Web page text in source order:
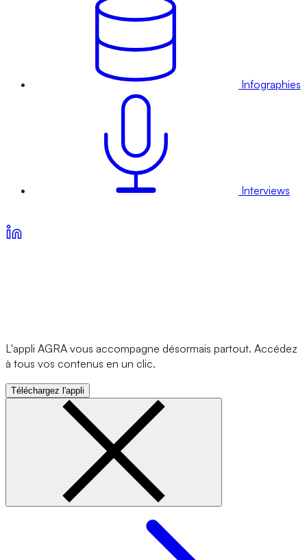
Infographies
Interviews
L'appli AGRA vous accompagne désormais partout. Accédez
à tous vos contenus en un clic.
Téléchargez l'appli